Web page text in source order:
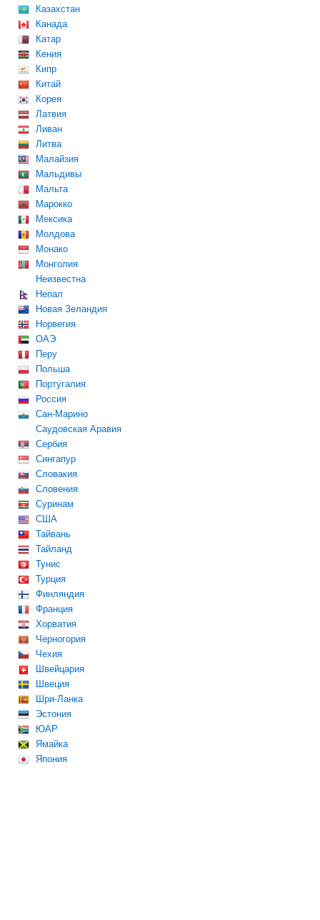
Казахстан
Канада
Катар
Кения
Кипр
Китай
Корея
Латвия
Ливан
Литва
Малайзия
Мальдивы
Мальта
Марокко
Мексика
Молдова
Монако
Монголия
Неизвестна
Непал
Новая Зеландия
Норвегия
ОАЭ
Перу
Польша
Португалия
Россия
Сан-Марино
Саудовская Аравия
Сербия
Сингапур
Словакия
Словения
Суринам
США
Тайвань
Тайланд
Тунис
Турция
Финляндия
Франция
Хорватия
Черногория
Чехия
Швейцария
Швеция
Шри-Ланка
Эстония
ЮАР
Ямайка
Япония